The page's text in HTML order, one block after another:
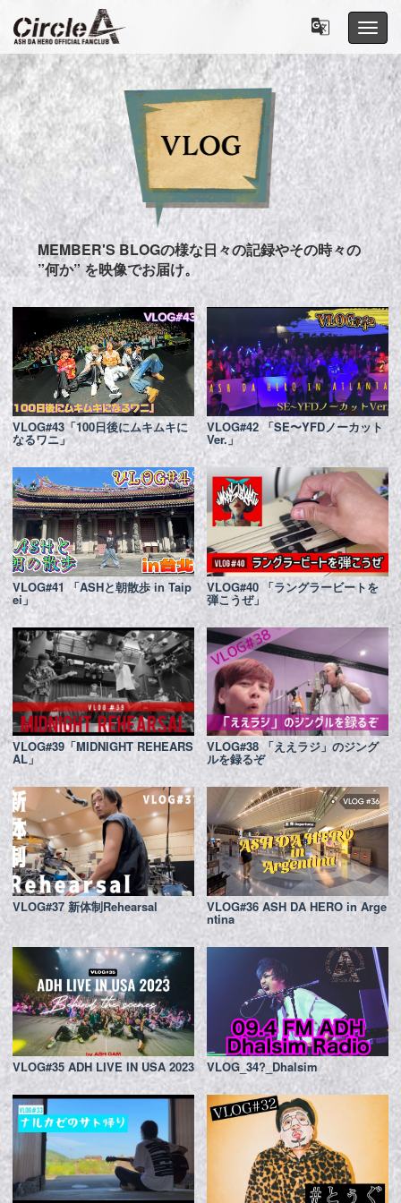
Toggle
日本語
English
中國人
中国人
한국어
عربي
Indonesia
español
แบบไทย
Deutsch
Français
हिन्दी
বাংলা
português
Melayu
Русский
MEMBER'S BLOGの様な日々の記録やその時々の
”何か” を映像でお届け。
VLOG#43「100日後にムキムキに
なるワニ」
VLOG#42 「SE〜YFDノーカット
Ver.」
VLOG#41 「ASHと朝散歩 in Taip
ei」
VLOG#40 「ラングラービートを
弾こうぜ」
VLOG#39「MIDNIGHT REHEARS
AL」
VLOG#38 「ええラジ」のジング
ルを録るぞ
VLOG#37 新体制Rehearsal VLOG#36 ASH DA HERO in Arge
ntina
VLOG#35 ADH LIVE IN USA 2023 VLOG_34?_Dhalsim